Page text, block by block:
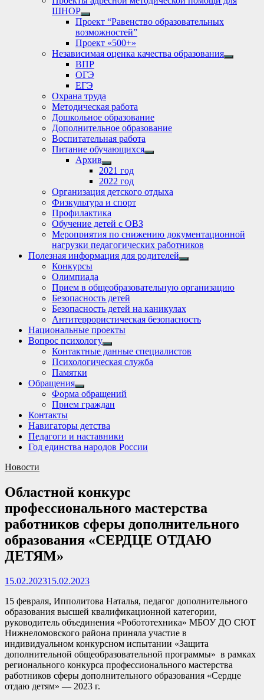
ШНОР
Show
sub
menu
Проект “Равенство образовательных
возможностей”
Проект «500+»
Независимая оценка качества образования
Show
ВПР
ОГЭ
ЕГЭ
Охрана труда
Методическая работа
Дошкольное образование
Дополнительное образование
Воспитательная работа
Питание обучающихся
Show
Архив
Show
sub
menu
2021 год
2022 год
Организация детского отдыха
Физкультура и спорт
Профилактика
Обучение детей с ОВЗ
Мероприятия по снижению документационной
нагрузки педагогических работников
Полезная информация для родителей
Show
Конкурсы
Олимпиада
Прием в общеобразовательную организацию
Безопасность детей
Безопасность детей на каникулах
Антитеррористическая безопасность
Национальные проекты
Вопрос психологу
Show
sub
menu
Контактные данные специалистов
Психологическая служба
Памятки
Обращения
Show
sub
menu
Форма обращений
Прием граждан
Контакты
Навигаторы детства
Педагоги и наставники
Год единства народов России
Новости
Областной конкурс
профессионального мастерства
работников сферы дополнительного
образования «СЕРДЦЕ ОТДАЮ
ДЕТЯМ»
15.02.202315.02.2023
15 февраля, Ипполитова Наталья, педагог дополнительного
образования высшей квалификационной категории,
руководитель объединения «Робототехника» МБОУ ДО СЮТ
Нижнеломовского района приняла участие в
индивидуальном конкурсном испытании «Защита
дополнительной общеобразовательной программы» в рамках
регионального конкурса профессионального мастерства
работников сферы дополнительного образования «Сердце
отдаю детям» — 2023 г.